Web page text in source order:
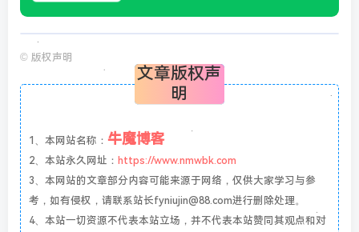
© 版权声明
文章版权声
明
1、本网站名称： 牛魔博客
2、本站永久网址： https://www.nmwbk.com
3、本网站的文章部分内容可能来源于网络，仅供大家学习与参
考，如有侵权，请联系站长fyniujin@88.com进行删除处理。
4、本站一切资源不代表本站立场，并不代表本站赞同其观点和对